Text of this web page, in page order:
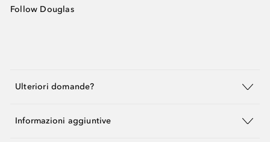
Follow Douglas
Ulteriori domande?
Informazioni aggiuntive